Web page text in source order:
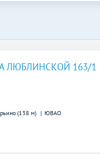
ЛЮБЛИНСКОЙ 163/1
(138 м) ЮВАО